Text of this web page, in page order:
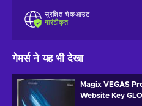
सुरक्षित चेकआउट
गारंटीकृत
गेमर्स ने यह भी देखा
Magix VEGAS
Website Key